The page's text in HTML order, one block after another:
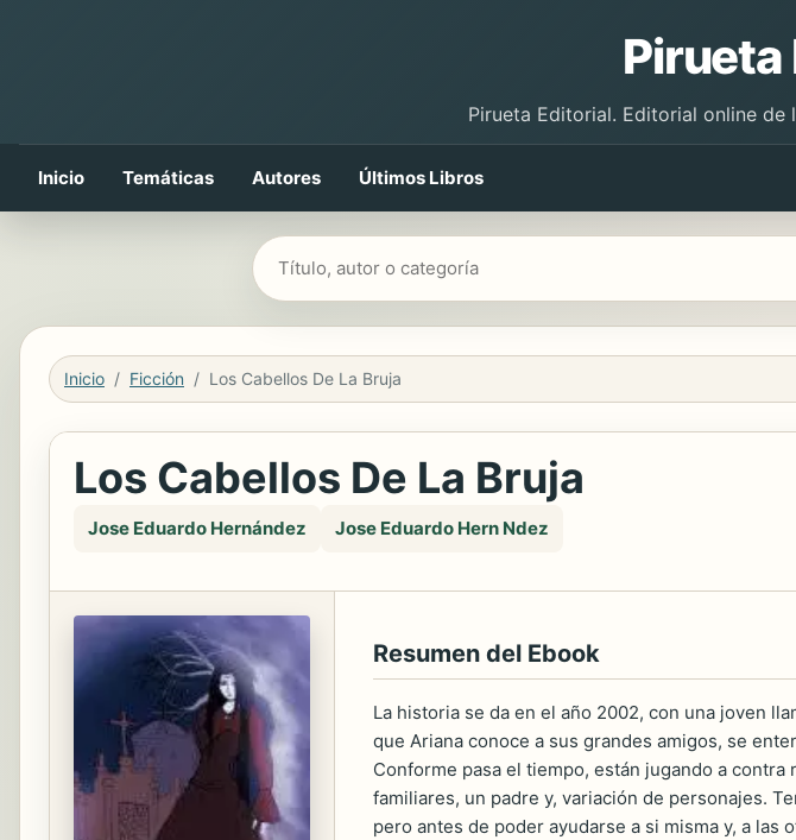
Pirueta
Pirueta Editorial. Editorial online de
Inicio Temáticas Autores Últimos Libros
Buscar libros
Inicio Ficción Los Cabellos De La Bruja
Los Cabellos De La Bruja
Jose Eduardo Hernández Jose Eduardo Hern Ndez
Resumen del Ebook
La historia se da en el año 2002, con una joven
que Ariana conoce a sus grandes amigos, se
Conforme pasa el tiempo, están jugando a
familiares, un padre y, variación de personajes.
pero antes de poder ayudarse a si misma y, a